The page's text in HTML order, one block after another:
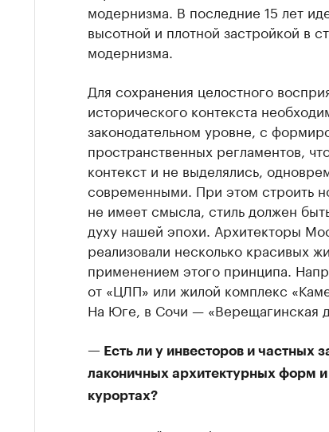
модернизма. В последние 15 лет
высотной и плотной застройкой в
модернизма.
Для сохранения целостного
исторического контекста
законодательном уровне, с
пространственных регламентов,
контекст и не выделялись,
современными. При этом строить
не имеет смысла, стиль должен
духу нашей эпохи. Архитекторы
реализовали несколько красивых
применением этого принципа.
от «ЦЛП» или жилой комплекс
На Юге, в Сочи — «Верещагинская
— Есть ли у инвесторов и частных
лаконичных архитектурных форм
курортах?